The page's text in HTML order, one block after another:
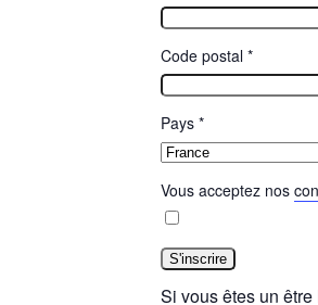
Code postal *
Pays *
Vous acceptez nos
Si vous êtes un